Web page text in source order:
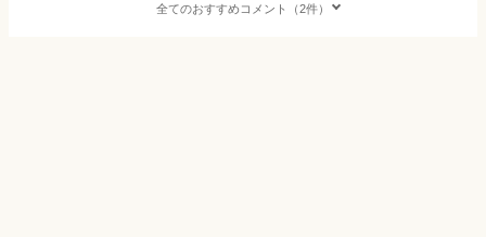
全てのおすすめコメント（2件）